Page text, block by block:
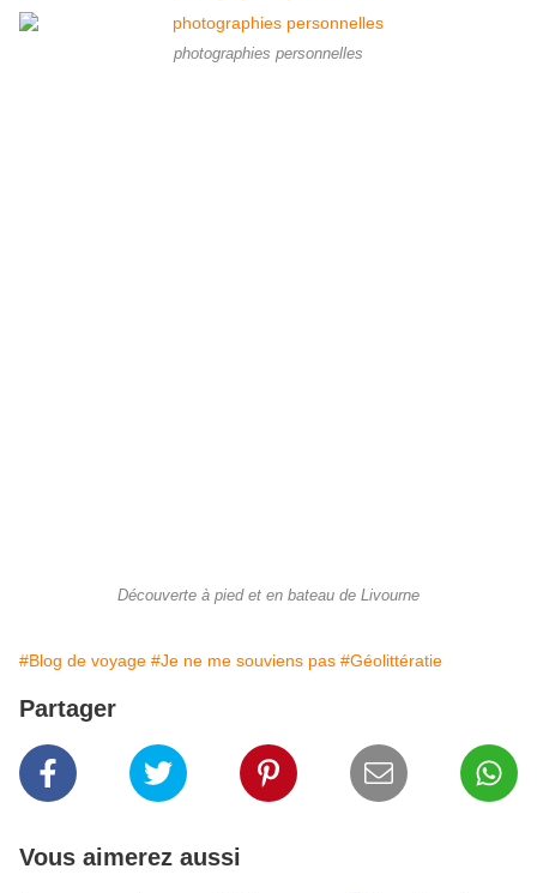
photographies personnelles
Découverte à pied et en bateau de Livourne
#Blog de voyage #Je ne me souviens pas #Géolittératie
Partager
Vous aimerez aussi